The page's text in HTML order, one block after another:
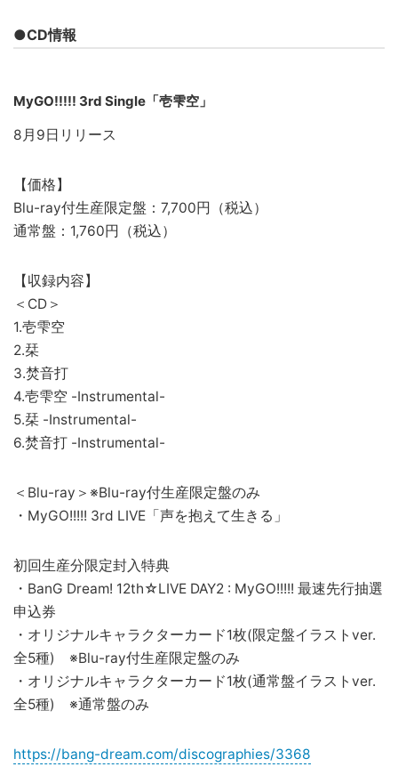
●CD情報
MyGO!!!!! 3rd Single「壱雫空」
8月9日リリース
【価格】
Blu-ray付生産限定盤：7,700円（税込）
通常盤：1,760円（税込）
【収録内容】
＜CD＞
1.壱雫空
2.栞
3.焚音打
4.壱雫空 -Instrumental-
5.栞 -Instrumental-
6.焚音打 -Instrumental-
＜Blu-ray＞※Blu-ray付生産限定盤のみ
・MyGO!!!!! 3rd LIVE「声を抱えて生きる」
初回生産分限定封入特典
・BanG Dream! 12th☆LIVE DAY2 : MyGO!!!!! 最速先行抽選
申込券
・オリジナルキャラクターカード1枚(限定盤イラストver.
全5種) ※Blu-ray付生産限定盤のみ
・オリジナルキャラクターカード1枚(通常盤イラストver.
全5種) ※通常盤のみ
https://bang-dream.com/discographies/3368